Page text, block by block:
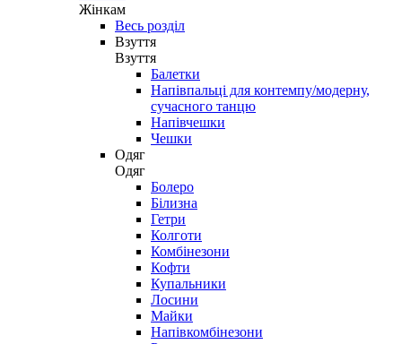
Жінкам
Весь розділ
Взуття
Взуття
Балетки
Напівпальці для контемпу/модерну,
сучасного танцю
Напівчешки
Чешки
Одяг
Одяг
Болеро
Білизна
Гетри
Колготи
Комбінезони
Кофти
Купальники
Лосини
Майки
Напівкомбінезони